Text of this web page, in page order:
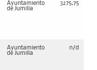
Ayuntamiento
de Jumilla
3275,75
Ayuntamiento
de Jumilla
n/d